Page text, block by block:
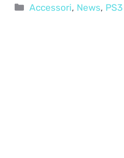
Categorie
Accessori, News, PS3